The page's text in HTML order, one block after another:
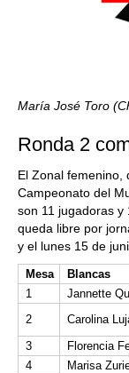
María José Toro
Ronda 2
El Zonal femenino,
Campeonato del
son 11 jugadoras y
queda libre por
y el lunes 15 de
Mesa Blancas
1
Jannette
2
Carolina
3
Florencia
4
Marisa